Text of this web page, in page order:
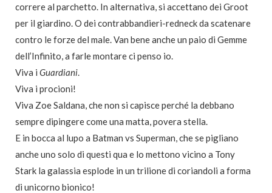
correre al parchetto. In alternativa, si accettano dei Groot
per il giardino. O dei contrabbandieri-redneck da scatenare
contro le forze del male. Van bene anche un paio di Gemme
dell’Infinito, a farle montare ci penso io.
Viva i Guardiani.
Viva i procioni!
Viva Zoe Saldana, che non si capisce perché la debbano
sempre dipingere come una matta, povera stella.
E in bocca al lupo a Batman vs Superman, che se pigliano
anche uno solo di questi qua e lo mettono vicino a Tony
Stark la galassia esplode in un trilione di coriandoli a forma
di unicorno bionico!